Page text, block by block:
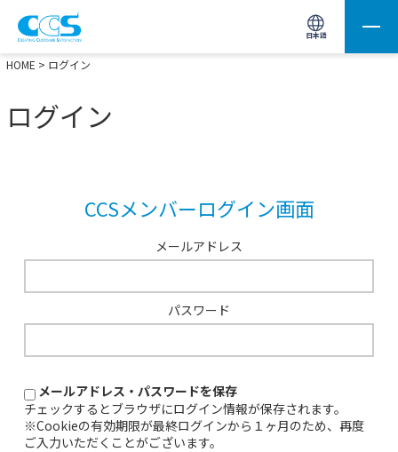
日本語
画像処理用の製品検索 サイト内検索(Enterで実行)
HOME > ログイン
ログイン
CCSメンバーログイン画面
メールアドレス
パスワード
メールアドレス・パスワードを保存
チェックするとブラウザにログイン情報が保存されます。
※Cookieの有効期限が最終ログインから１ヶ月のため、再度
ご入力いただくことがございます。